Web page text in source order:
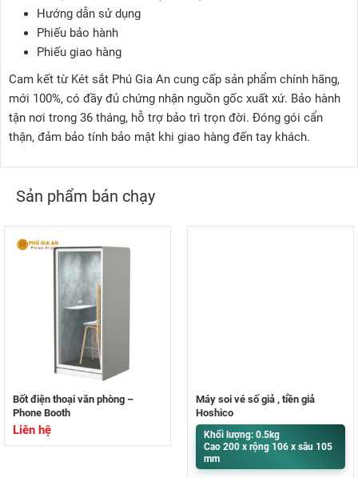
Hướng dẫn sử dụng
Phiếu bảo hành
Phiếu giao hàng
Cam kết từ Két sắt Phú Gia An cung cấp sản phẩm chính hãng,
mới 100%, có đầy đủ chứng nhận nguồn gốc xuất xứ. Bảo hành
tận nơi trong 36 tháng, hỗ trợ bảo trì trọn đời. Đóng gói cẩn
thận, đảm bảo tính bảo mật khi giao hàng đến tay khách.
Sản phẩm bán chạy
Bốt điện thoại văn phòng –
Phone Booth
Liên hệ
Máy soi vé số giả , tiền giả
Hoshico
Khối lượng: 0.5kg
Cao 200 x rộng 106 x sâu 105
mm